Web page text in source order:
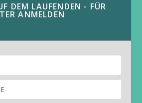
DEM LAUFENDEN - FÜR
ANMELDEN